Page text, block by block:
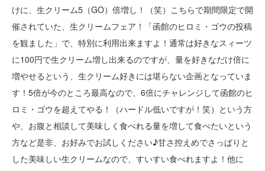
けに、生クリーム5（GO）倍増し！（笑）こちらで期間限定で開
催されていた、生クリームフェア！「函館のヒロミ・ゴウの投稿
を観ました」で、特別に利用出来ますよ！通常は好きなスィーツ
に100円で生クリーム増し出来るのですが、量を好きなだけ倍に
増やせるという、生クリーム好きには堪らない企画となっていま
す！5倍が今のところ最高なので、6倍にチャレンジして函館のヒ
ロミ・ゴウを超えてやる！（ハードル低いですが！笑）という方
や、お腹と相談して美味しく食べれる量を増して食べたいという
方など是非、お好みでお試しください♪甘さ控えめでさっぱりと
した美味しい生クリームなので、すいすい食べれますよ！他に